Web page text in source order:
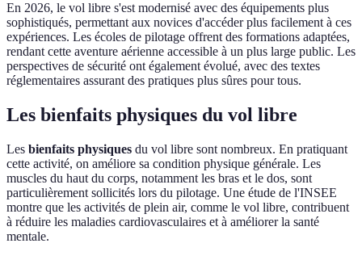
En 2026, le vol libre s'est modernisé avec des équipements plus
sophistiqués, permettant aux novices d'accéder plus facilement à ces
expériences. Les écoles de pilotage offrent des formations adaptées,
rendant cette aventure aérienne accessible à un plus large public. Les
perspectives de sécurité ont également évolué, avec des textes
réglementaires assurant des pratiques plus sûres pour tous.
Les bienfaits physiques du vol libre
Les bienfaits physiques du vol libre sont nombreux. En pratiquant
cette activité, on améliore sa condition physique générale. Les
muscles du haut du corps, notamment les bras et le dos, sont
particulièrement sollicités lors du pilotage. Une étude de l'INSEE
montre que les activités de plein air, comme le vol libre, contribuent
à réduire les maladies cardiovasculaires et à améliorer la santé
mentale.